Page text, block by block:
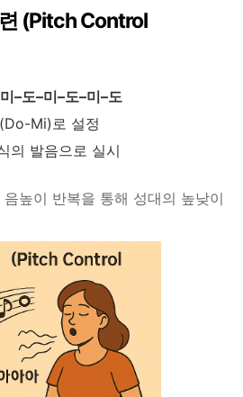
(Pitch Control
–도–미–도–미–도
Mi)로 설정
의 발음으로 실시
높이 반복을 통해 성대의 높낮이